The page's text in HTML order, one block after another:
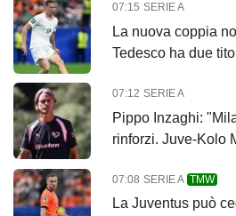
07:15 SERIE A
La nuova coppia
Tedesco ha due
07:12 SERIE A
Pippo Inzaghi:
rinforzi. Juve-Kolo
07:08 SERIE A TMW
La Juventus può